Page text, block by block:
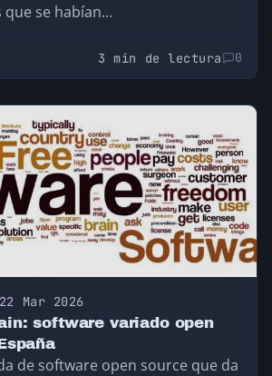
que se habían…
3 min de lectura 0
22 Mar 2026
software variado open
de software open source que da